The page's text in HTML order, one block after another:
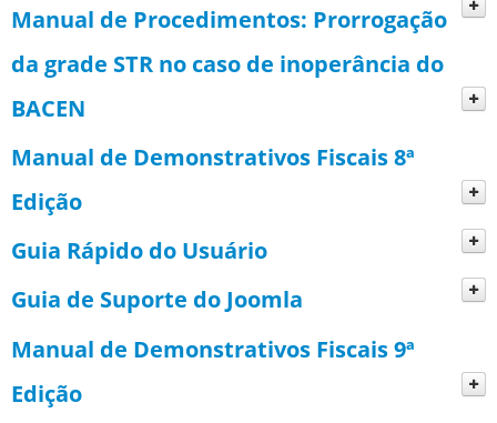
Manual de Procedimentos: Prorrogação
da grade STR no caso de inoperância do
BACEN
Manual de Demonstrativos Fiscais 8ª
Edição
01.00.00 PARTE I ANEXO DE RISCOS
FISCAIS
01.01.00 DEMONSTRATIVO DE
02.00.00 PARTE II ANEXO DE METAS
FISCAIS
Guia Rápido do Usuário
Guia de Suporte do Joomla
Manual de Demonstrativos Fiscais 9ª
Edição